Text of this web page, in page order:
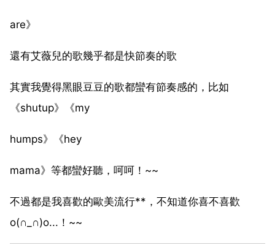
are》
還有艾薇兒的歌幾乎都是快節奏的歌
其實我覺得黑眼豆豆的歌都蠻有節奏感的，比如
《shutup》《my
humps》《hey
mama》等都蠻好聽，呵呵！~~
不過都是我喜歡的歐美流行**，不知道你喜不喜歡
o(∩_∩)o...！~~